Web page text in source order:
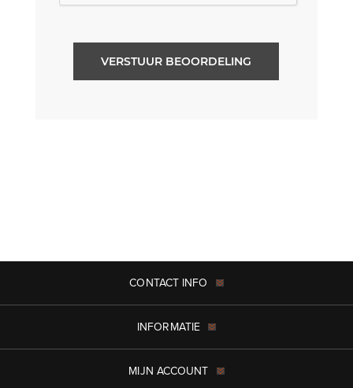
VERSTUUR BEOORDELING
CONTACT INFO
INFORMATIE
MIJN ACCOUNT